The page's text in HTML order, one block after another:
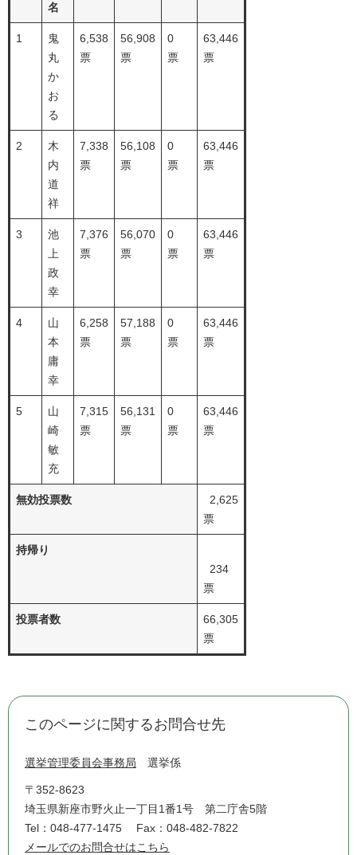
名
1
鬼
丸
か
お
る
6,538
票
56,908
票
0
票
63,446
票
2
木
内
道
祥
7,338
票
56,108
票
0
票
63,446
票
3
池
上
政
幸
7,376
票
56,070
票
0
票
63,446
票
4
山
本
庸
幸
6,258
票
57,188
票
0
票
63,446
票
5
山
崎
敏
充
7,315
票
56,131
票
0
票
63,446
票
無効投票数
2,625
票
持帰り
234
票
投票者数
66,305
票
このページに関するお問合せ先
選挙管理委員会事務局 選挙係
〒352-8623
埼玉県新座市野火止一丁目1番1号 第二庁舎5階
Tel：048-477-1475
Fax：048-482-7822
メールでのお問合せはこちら